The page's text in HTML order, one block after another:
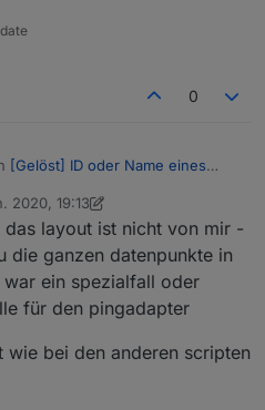
0
[Gelöst] ID oder Name eines
eingegebene geräte nochmal
wenn es so wie hier
2020, 19:13
liv-in-sky
layout ist nicht von mir -
die ganzen datenpunkte in
ein spezialfall oder
für den pingadapter
bei den anderen scripten